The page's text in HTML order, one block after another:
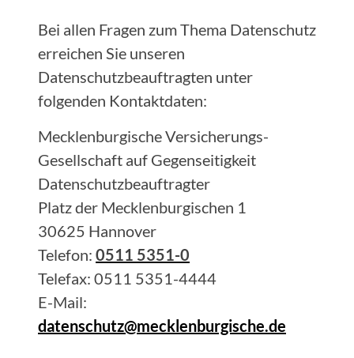
Bei allen Fragen zum Thema Datenschutz
erreichen Sie unseren
Datenschutzbeauftragten unter
folgenden Kontaktdaten:
Mecklenburgische Versicherungs-
Gesellschaft auf Gegenseitigkeit
Datenschutzbeauftragter
Platz der Mecklenburgischen 1
30625 Hannover
Telefon: 0511 5351-0
Telefax: 0511 5351-4444
E-Mail:
datenschutz@mecklenburgische.de